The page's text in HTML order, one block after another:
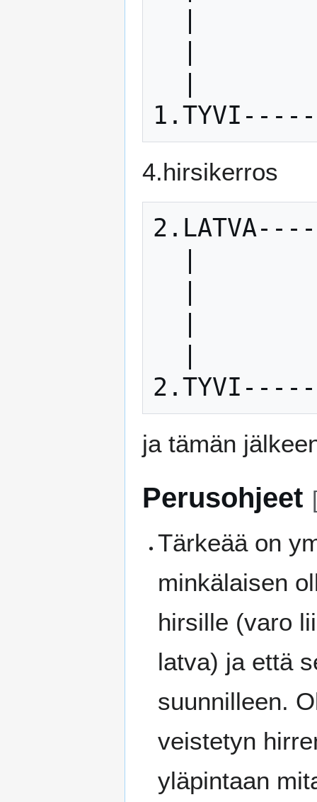
4.hirsikerros
ja tämän
Perusohjeet
Tärkeää on
minkälaisen
hirsille (varo
latva) ja että
suunnilleen.
veistetyn
yläpintaan